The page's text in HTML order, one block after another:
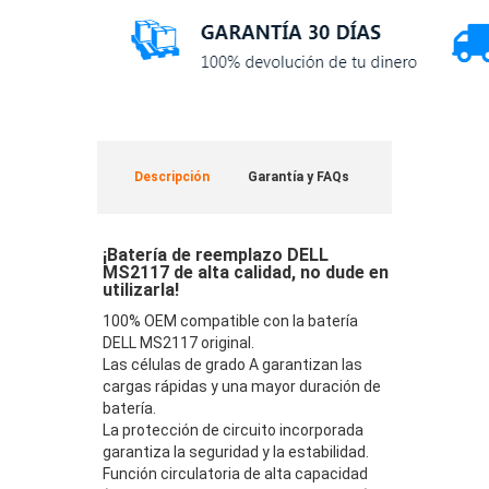
Descripción Garantía y FAQs
¡Batería de reemplazo DELL
MS2117 de alta calidad, no dude en
utilizarla!
100% OEM compatible con la batería
DELL MS2117 original.
Las células de grado A garantizan las
cargas rápidas y una mayor duración de
batería.
La protección de circuito incorporada
garantiza la seguridad y la estabilidad.
Función circulatoria de alta capacidad